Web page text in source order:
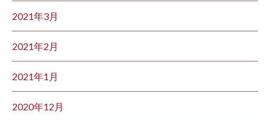
2021年3月
2021年2月
2021年1月
2020年12月